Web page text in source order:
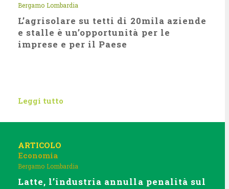
Bergamo Lombardia
L’agrisolare su tetti di 20mila aziende
e stalle è un’opportunità per le
imprese e per il Paese
Leggi tutto
ARTICOLO
Economia
Bergamo Lombardia
Latte, l’industria annulla penalità sul